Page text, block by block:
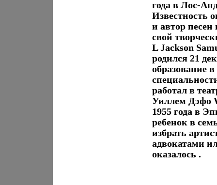
года в Лос-
Известность
и автор
свой
L Jackson
родился 21
образование
работал в
Уиллем Дэфо
1955 года в
ребенок в
избрать
адвокатами
оказалось .